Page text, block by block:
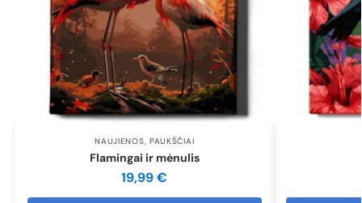
NAUJIENOS PAUKŠČIAI
Flamingai ir mėnulis
19,99€